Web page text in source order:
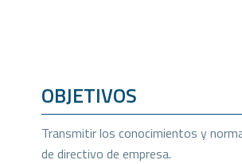
OBJETIVOS
Transmitir los conocimientos y
de directivo de empresa.